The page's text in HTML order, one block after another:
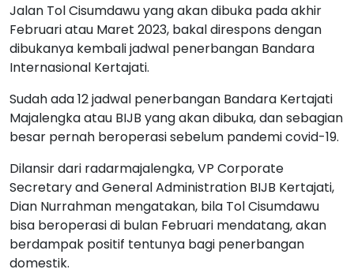
Jalan Tol Cisumdawu yang akan dibuka pada akhir
Februari atau Maret 2023, bakal direspons dengan
dibukanya kembali jadwal penerbangan Bandara
Internasional Kertajati.
Sudah ada 12 jadwal penerbangan Bandara Kertajati
Majalengka atau BIJB yang akan dibuka, dan sebagian
besar pernah beroperasi sebelum pandemi covid-19.
Dilansir dari radarmajalengka, VP Corporate
Secretary and General Administration BIJB Kertajati,
Dian Nurrahman mengatakan, bila Tol Cisumdawu
bisa beroperasi di bulan Februari mendatang, akan
berdampak positif tentunya bagi penerbangan
domestik.